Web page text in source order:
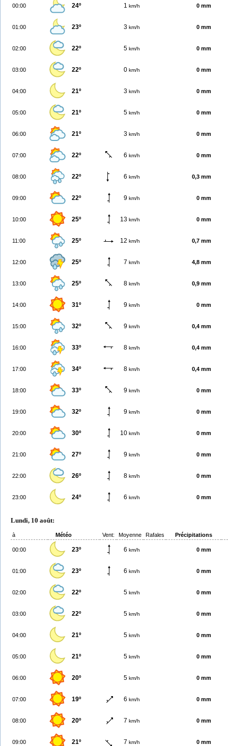
00:00 24º 1 km/h 0 mm
01:00 23º 3 km/h 0 mm
02:00 22º 5 km/h 0 mm
03:00 22º 0 km/h 0 mm
04:00 21º 3 km/h 0 mm
05:00 21º 5 km/h 0 mm
06:00 21º 3 km/h 0 mm
07:00 22º 6 km/h 0 mm
08:00 22º 6 km/h 0,3 mm
09:00 22º 9 km/h 0 mm
10:00 25º 13 km/h 0 mm
11:00 25º 12 km/h 0,7 mm
12:00 25º 7 km/h 4,8 mm
13:00 25º 8 km/h 0,9 mm
14:00 31º 9 km/h 0 mm
15:00 32º 9 km/h 0,4 mm
16:00 33º 8 km/h 0,4 mm
17:00 34º 8 km/h 0,4 mm
18:00 33º 9 km/h 0 mm
19:00 32º 9 km/h 0 mm
20:00 30º 10 km/h 0 mm
21:00 27º 9 km/h 0 mm
22:00 26º 8 km/h 0 mm
23:00 24º 6 km/h 0 mm
Lundi, 10 août:
à Météo Vent: Moyenne Rafales Précipitations
00:00 23º 6 km/h 0 mm
01:00 23º 6 km/h 0 mm
02:00 22º 5 km/h 0 mm
03:00 22º 5 km/h 0 mm
04:00 21º 5 km/h 0 mm
05:00 21º 5 km/h 0 mm
06:00 20º 5 km/h 0 mm
07:00 19º 6 km/h 0 mm
08:00 20º 7 km/h 0 mm
09:00 21º 7 km/h 0 mm